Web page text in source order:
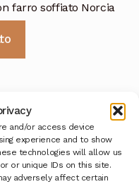
and/or access device
experience and to show
technologies will allow us
or unique IDs on this site.
adversely affect certain
farro soffiato Norcia